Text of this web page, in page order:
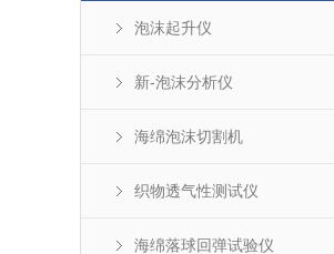
泡沫起升仪
新-泡沫分析仪
海绵泡沫切割机
织物透气性测试仪
海绵落球回弹试验仪